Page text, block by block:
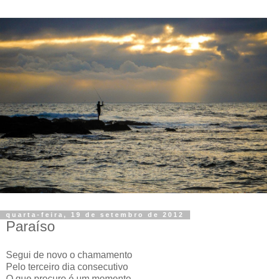
quarta-feira, 19 de setembro de 2012
Paraíso
Segui de novo o chamamento
Pelo terceiro dia consecutivo